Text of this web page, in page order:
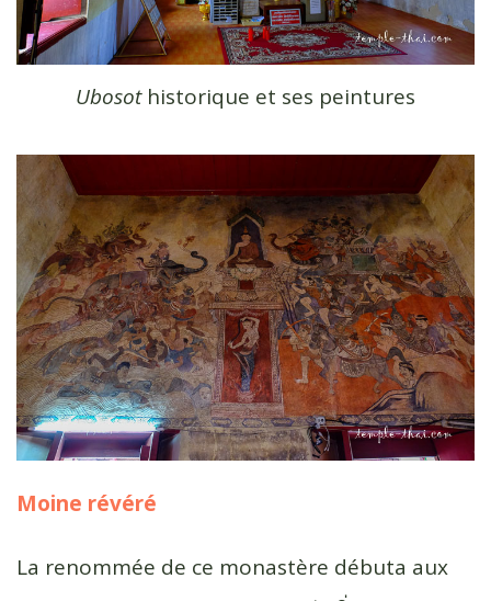
Ubosothistorique et ses peintures
Moine révéré
La renommée de ce monastère débuta aux